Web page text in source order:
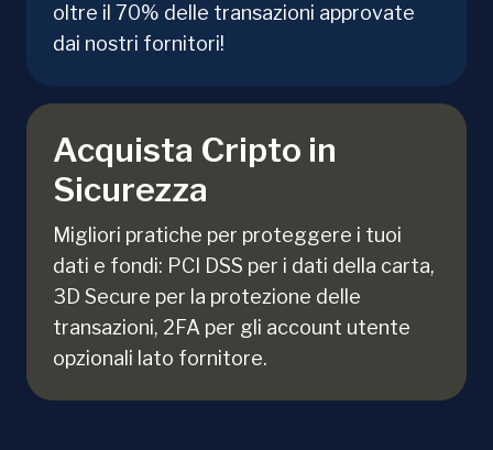
oltre il 70% delle transazioni approvate
dai nostri fornitori!
Acquista Cripto in
Sicurezza
Migliori pratiche per proteggere i tuoi
dati e fondi: PCI DSS per i dati della carta,
3D Secure per la protezione delle
transazioni, 2FA per gli account utente
opzionali lato fornitore.